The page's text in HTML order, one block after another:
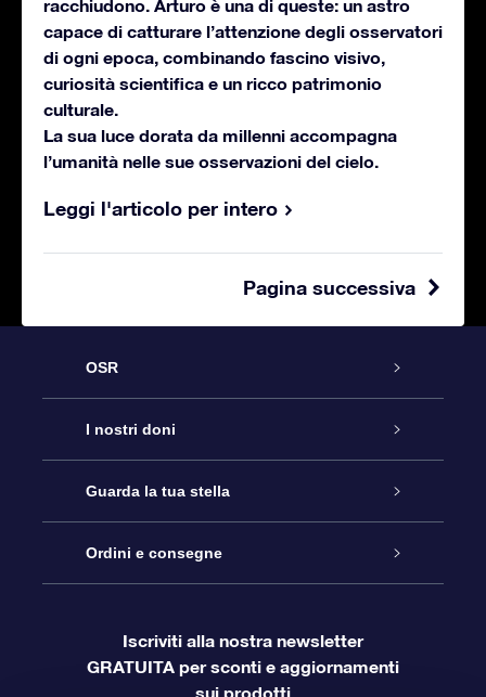
racchiudono. Arturo è una di queste: un astro
capace di catturare l’attenzione degli osservatori
di ogni epoca, combinando fascino visivo,
curiosità scientifica e un ricco patrimonio
culturale.
La sua luce dorata da millenni accompagna
l’umanità nelle sue osservazioni del cielo.
Leggi l'articolo per intero
Pagina successiva
OSR
Assistenza
Contattaci
Blog
OSR Recensioni
I nostri doni
Online Star Gift
Pacchetto regalo OSR
Gift Card OSR
Guarda la tua stella
Registro stellare
Star Page personalizzata
Ordini e consegne
Informazioni di Pagamento
Iscriviti alla nostra newsletter
GRATUITA per sconti e aggiornamenti
sui prodotti